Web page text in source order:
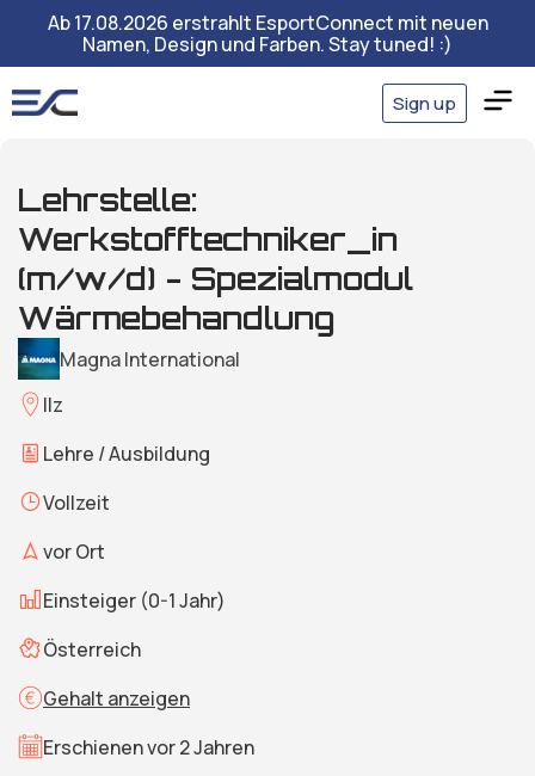
Ab 17.08.2026 erstrahlt EsportConnect mit neuen
Namen, Design und Farben. Stay tuned! :)
Sign up
Lehrstelle:
Werkstofftechniker_in
(m/w/d) - Spezialmodul
Wärmebehandlung
Magna International
Ilz
Lehre / Ausbildung
Vollzeit
vor Ort
Einsteiger (0-1 Jahr)
Österreich
Gehalt anzeigen
Erschienen vor 2 Jahren